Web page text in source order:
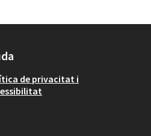
de privacitat i